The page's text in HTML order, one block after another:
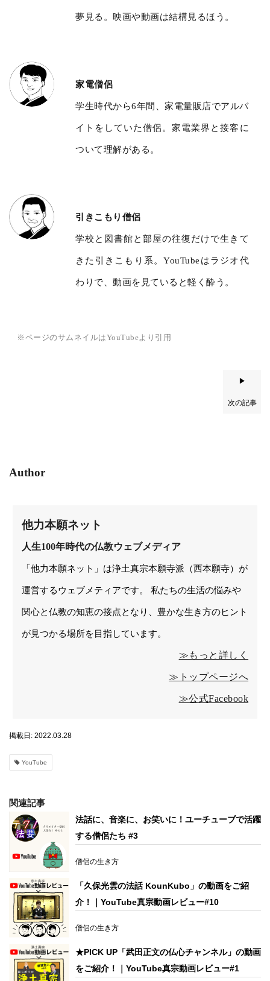
夢見る。映画や動画は結構見るほう。
家電僧侶
学生時代から6年間、家電量販店でアルバ
イトをしていた僧侶。家電業界と接客に
ついて理解がある。
引きこもり僧侶
学校と図書館と部屋の往復だけで生きて
きた引きこもり系。YouTubeはラジオ代
わりで、動画を見ていると軽く酔う。
※ページのサムネイルはYouTubeより引用
▶
次の記事
Author
他力本願ネット
人生100年時代の仏教ウェブメディア
「他力本願ネット」は浄土真宗本願寺派（西本願寺）が
運営するウェブメティアです。 私たちの生活の悩みや
関心と仏教の知恵の接点となり、豊かな生き方のヒント
が見つかる場所を目指しています。
≫もっと詳しく
≫トップページへ
≫公式Facebook
掲載日: 2022.03.28
YouTube
関連記事
法話に、音楽に、お笑いに！ユーチューブで活躍
する僧侶たち #3
僧侶の生き方
「久保光雲の法話 KounKubo」の動画をご紹
介！｜YouTube真宗動画レビュー#10
僧侶の生き方
★PICK UP「武田正文の仏心チャンネル」の動画
をご紹介！｜YouTube真宗動画レビュー#1